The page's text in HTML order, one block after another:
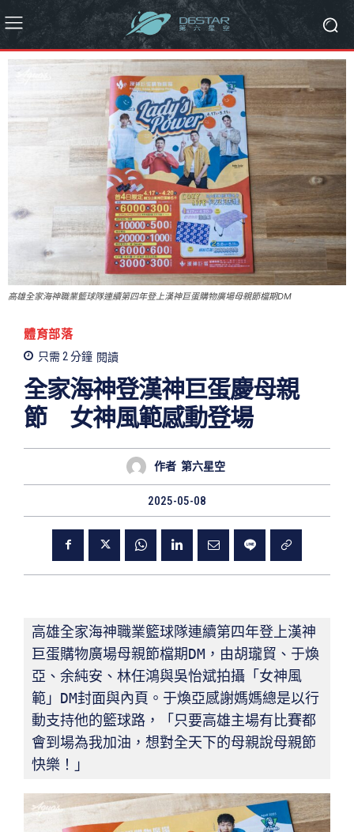
高雄全家海神職業籃球隊連續第四年登上漢神巨蛋購物廣場母親節檔期DM
體育部落
只需 2分鐘 閱讀
全家海神登漢神巨蛋慶母親
節 女神風範感動登場
作者 第六星空
2025-05-08
高雄全家海神職業籃球隊連續第四年登上漢神
巨蛋購物廣場母親節檔期DM，由胡瓏貿、于煥
亞、余純安、林任鴻與吳怡斌拍攝「女神風
範」DM封面與內頁。于煥亞感謝媽媽總是以行
動支持他的籃球路，「只要高雄主場有比賽都
會到場為我加油，想對全天下的母親說母親節
快樂！」